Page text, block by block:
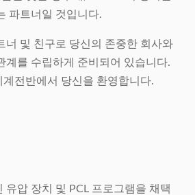
파트너일 것입니다.
너 및 친구로 당신의 존중한 회사와
계를 수립하게 준비되어 있습니다.
전반에서 당신을 환영합니다.
유압 장치 및 PCL 프로그램을 채택